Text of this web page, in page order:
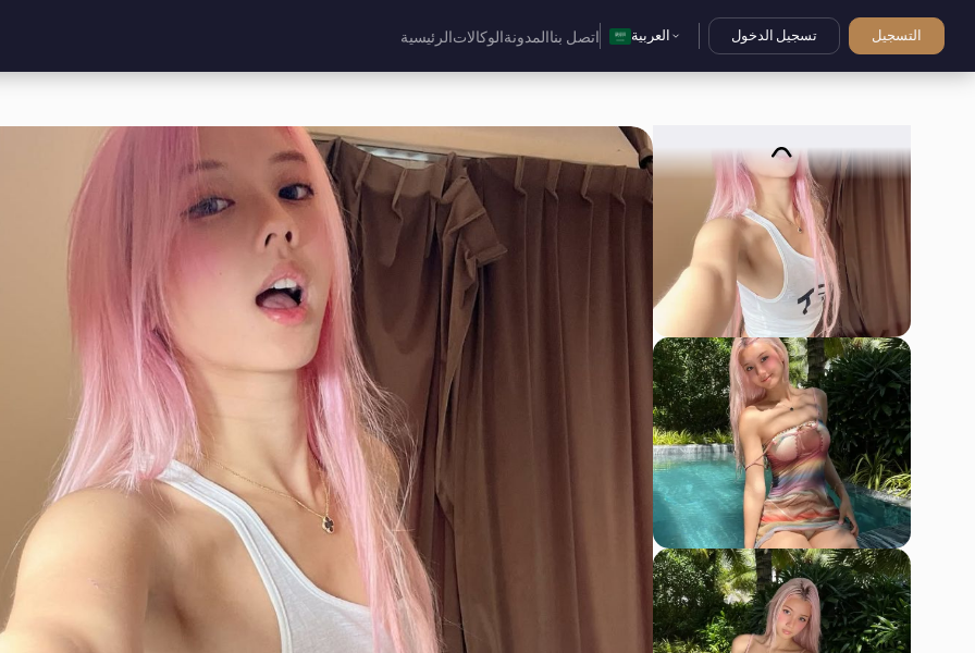
الرئيسيةالوكالاتالمدونةاتصل بنا العربية تسجيل الدخول التسجيل